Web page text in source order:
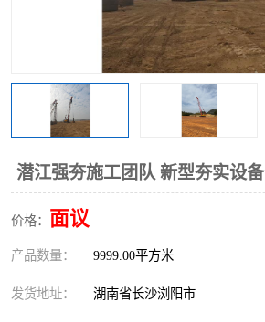
潜江强夯施工团队 新型夯实设备
价格： 面议
产品数量： 9999.00平方米
发货地址： 湖南省长沙浏阳市